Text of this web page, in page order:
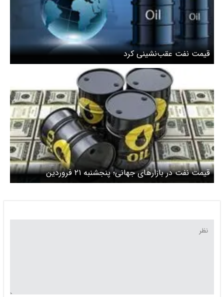
قیمت نفت عقب‌نشینی کرد
قیمت نفت در بازارهای جهانی؛ پنجشنبه ۲۱ فروردین